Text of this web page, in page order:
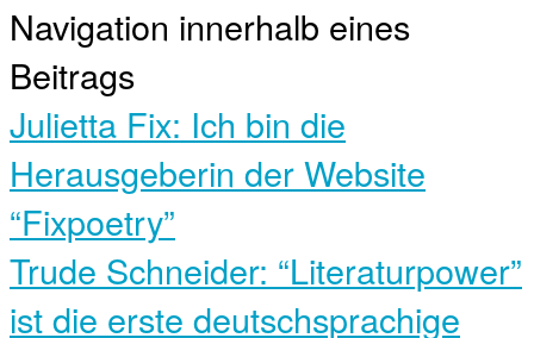
Navigation innerhalb eines
Beitrags
Julietta Fix: Ich bin die
Herausgeberin der Website
“Fixpoetry”
Trude Schneider: “Literaturpower”
ist die erste deutschsprachige